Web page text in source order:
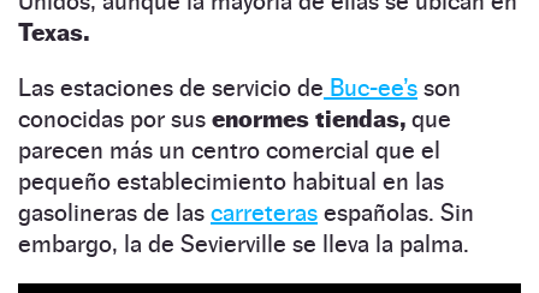
Texas.
Las estaciones de servicio de Buc-ee’s son
conocidas por sus enormes tiendas, que
parecen más un centro comercial que el
pequeño establecimiento habitual en las
gasolineras de las carreteras españolas. Sin
embargo, la de Sevierville se lleva la palma.